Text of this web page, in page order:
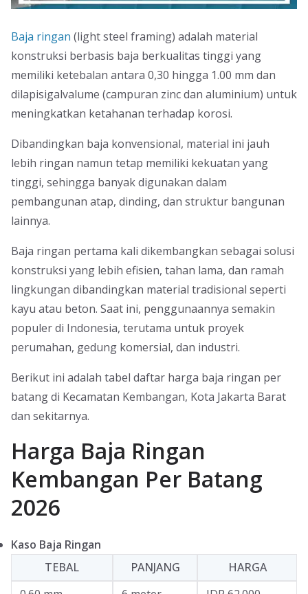
Baja ringan (light steel framing) adalah material
konstruksi berbasis baja berkualitas tinggi yang
memiliki ketebalan antara 0,30 hingga 1.00 mm dan
dilapisigalvalume (campuran zinc dan aluminium) untuk
meningkatkan ketahanan terhadap korosi.
Dibandingkan baja konvensional, material ini jauh
lebih ringan namun tetap memiliki kekuatan yang
tinggi, sehingga banyak digunakan dalam
pembangunan atap, dinding, dan struktur bangunan
lainnya.
Baja ringan pertama kali dikembangkan sebagai solusi
konstruksi yang lebih efisien, tahan lama, dan ramah
lingkungan dibandingkan material tradisional seperti
kayu atau beton. Saat ini, penggunaannya semakin
populer di Indonesia, terutama untuk proyek
perumahan, gedung komersial, dan industri.
Berikut ini adalah tabel daftar harga baja ringan per
batang di Kecamatan Kembangan, Kota Jakarta Barat
dan sekitarnya.
Harga Baja Ringan
Kembangan Per Batang
2026
Kaso Baja Ringan
TEBAL
PANJANG
HARGA